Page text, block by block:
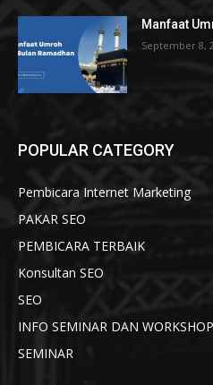
Manfaat
September 8,
POPULAR CATEGORY
Pembicara Internet Marketing
PAKAR SEO
PEMBICARA TERBAIK
Konsultan SEO
SEO
INFO SEMINAR DAN WORKSHOP
SEMINAR